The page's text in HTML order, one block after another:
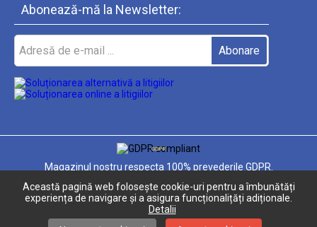
Abonează-mă la Newsletter:
GDPR
Magazinul nostru respecta 100% prevederile GDPR.
Informatiile mele personale
Această pagină web folosește cookie-uri pentru a îmbunătăți
experiența de navigare și a asigura funcționalițăți adiționale.
Detalii